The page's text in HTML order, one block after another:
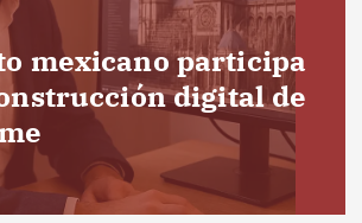
mexicano participa
digital de